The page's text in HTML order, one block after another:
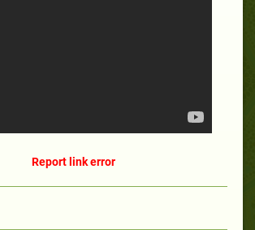
Report link error